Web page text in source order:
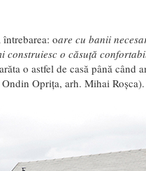
oare cu banii
construiesc o căsuță
o astfel de casă până când
Oprița, arh. Mihai